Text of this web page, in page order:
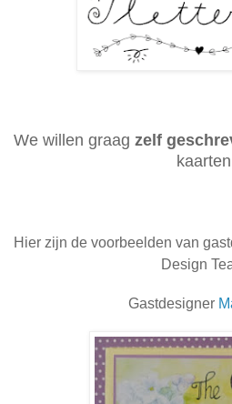
We willen graag zelf
kaarten
Hier zijn de voorbeelden van
Design
Gastdesigner